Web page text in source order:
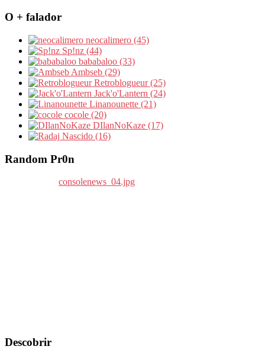
O + falador
neocalimero (45)
Sp!nz (44)
bababaloo (33)
Ambseb (29)
Retroblogueur (25)
Jack'o'Lantern (24)
Linanounette (21)
cocole (20)
DIlanNoKaze (17)
Nascido (16)
Random Pr0n
Descobrir